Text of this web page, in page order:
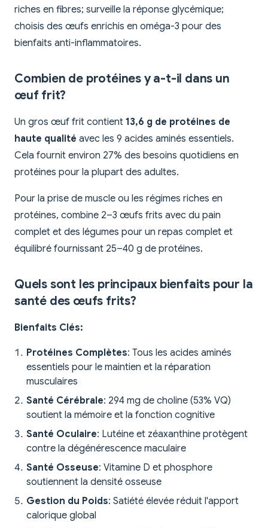
riches en fibres; surveille la réponse glycémique;
choisis des œufs enrichis en oméga-3 pour des
bienfaits anti-inflammatoires.
Combien de protéines y a-t-il dans un
œuf frit?
Un gros œuf frit contient 13,6 g de protéines de
haute qualité avec les 9 acides aminés essentiels.
Cela fournit environ 27% des besoins quotidiens en
protéines pour la plupart des adultes.
Pour la prise de muscle ou les régimes riches en
protéines, combine 2–3 œufs frits avec du pain
complet et des légumes pour un repas complet et
équilibré fournissant 25–40 g de protéines.
Quels sont les principaux bienfaits pour la
santé des œufs frits?
Bienfaits Clés:
Protéines Complètes: Tous les acides aminés
essentiels pour le maintien et la réparation
musculaires
Santé Cérébrale: 294 mg de choline (53% VQ)
soutient la mémoire et la fonction cognitive
Santé Oculaire: Lutéine et zéaxanthine protègent
contre la dégénérescence maculaire
Santé Osseuse: Vitamine D et phosphore
soutiennent la densité osseuse
Gestion du Poids: Satiété élevée réduit l'apport
calorique global